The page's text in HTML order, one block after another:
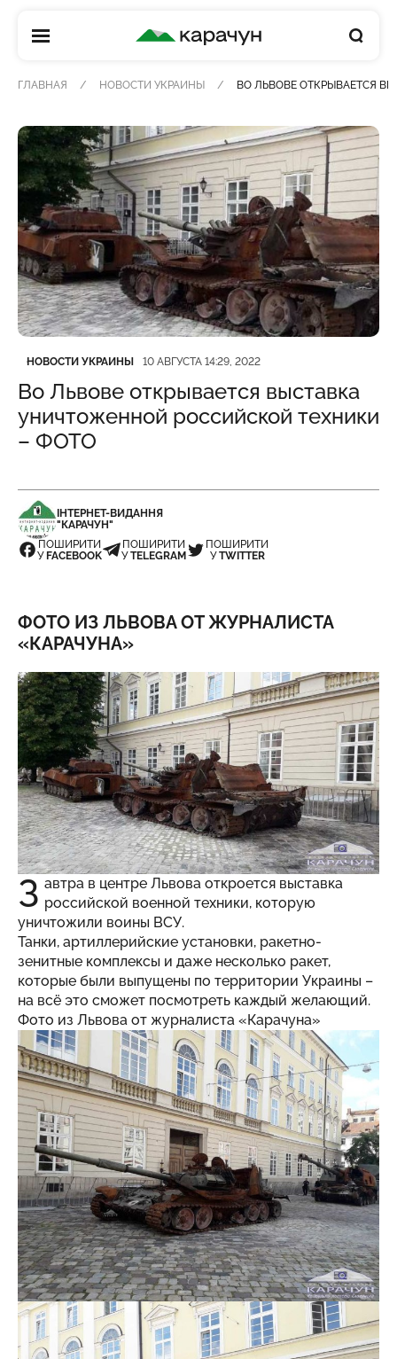
КАРАЧУН
ГЛАВНАЯ НОВОСТИ УКРАИНЫ ВО ЛЬВОВЕ ОТКРЫВАЕТСЯ
Категория
НОВОСТИ УКРАИНЫ
Дата публикации 10 АВГУСТА 14:29, 2022
Во Львове открывается выставка
уничтоженной российской техники
– ФОТО
ІНТЕРНЕТ-ВИДАННЯ
"КАРАЧУН"
ПОШИРИТИ
У FACEBOOK
ПОШИРИТИ
УTELEGRAM
ПОШИРИТИ
УTWITTER
ФОТО ИЗ ЛЬВОВА ОТ ЖУРНАЛИСТА
«КАРАЧУНА»
З автра в центре Львова откроется выставка
российской военной техники, которую
уничтожили воины ВСУ.
Танки, артиллерийские установки, ракетно-
зенитные комплексы и даже несколько ракет,
которые были выпущены по территории Украины –
на всё это сможет посмотреть каждый желающий.
Фото из Львова от журналиста «Карачуна»